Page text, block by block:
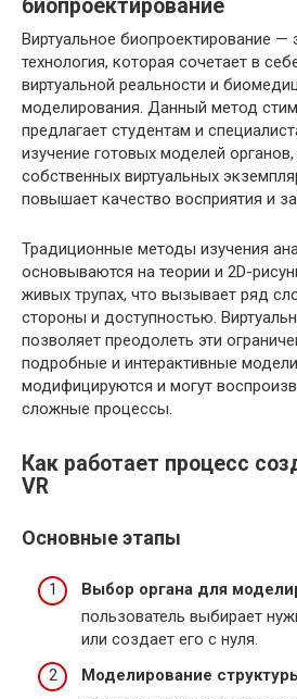
биопроектирование
Виртуальное биопроектирование —
технология, которая сочетает в
виртуальной реальности и
моделирования. Данный метод
предлагает студентам и
изучение готовых моделей
собственных виртуальных
повышает качество восприятия и
Традиционные методы изучения
основываются на теории и 2D-
живых трупах, что вызывает ряд
стороны и доступностью.
позволяет преодолеть эти
подробные и интерактивные
модифицируются и могут
сложные процессы.
Как работает процесс
VR
Основные этапы
Выбор органа для
пользователь выбирает
или создает его с нуля.
Моделирование